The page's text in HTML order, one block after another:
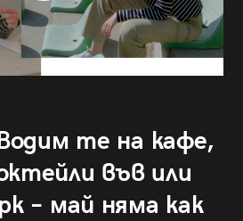
те на кафе,
във или
– май няма как